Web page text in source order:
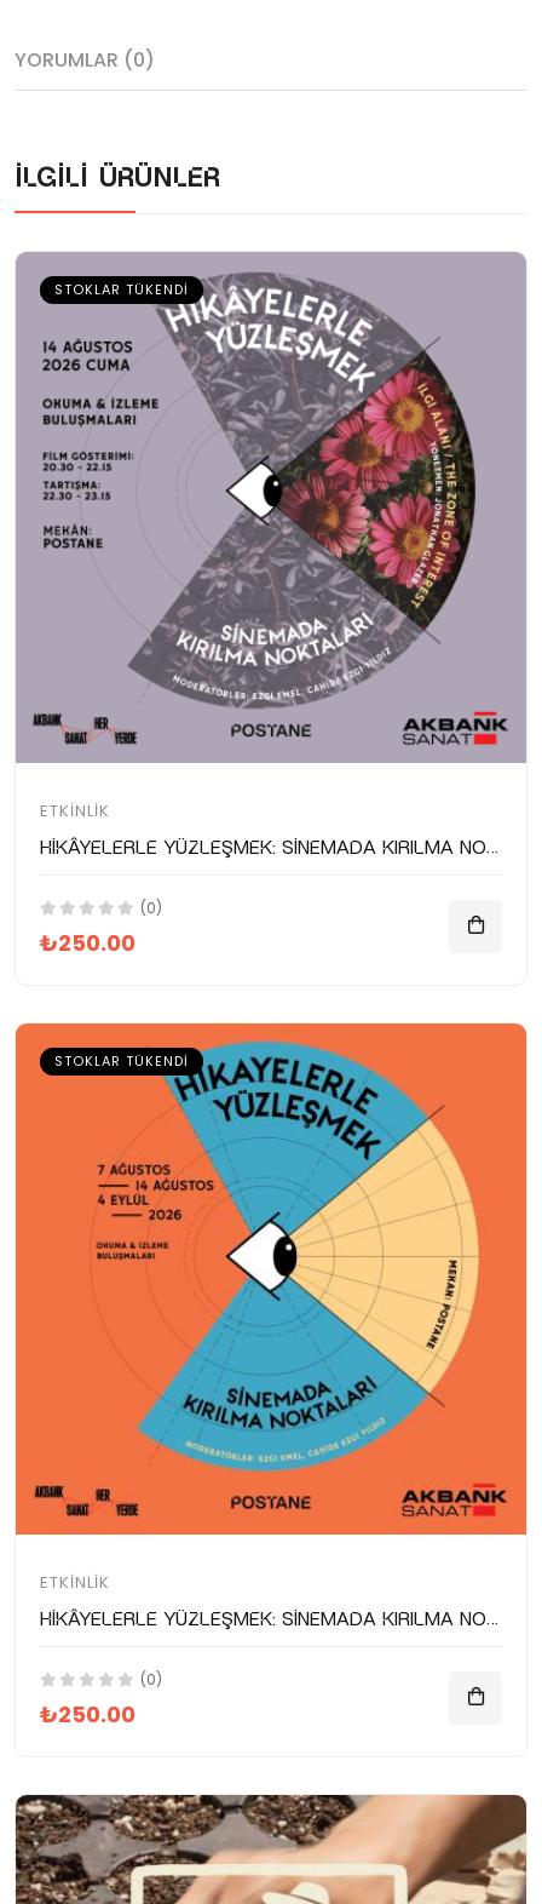
YORUMLAR (0)
İlgili ürünler
STOKLAR TÜKENDI
ETKINLIK
Hikâyelerle Yüzleşmek: Sinemada Kırılma Noktaları
(0)
₺250.00
STOKLAR TÜKENDI
ETKINLIK
Hikâyelerle Yüzleşmek: Sinemada Kırılma Noktaları
(0)
₺250.00